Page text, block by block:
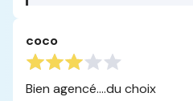
coco
Bien agencé....du choix